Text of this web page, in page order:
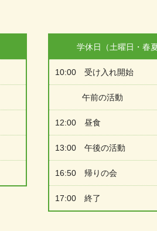
学休日（土曜日・春
10:00 受け入れ開始
午前の活動
12:00 昼食
13:00 午後の活動
16:50 帰りの会
17:00 終了